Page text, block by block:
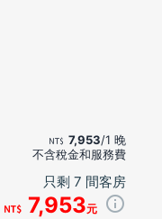
7,953/1 晚
不含稅金和服務費
只剩 7 間客房
7,953元